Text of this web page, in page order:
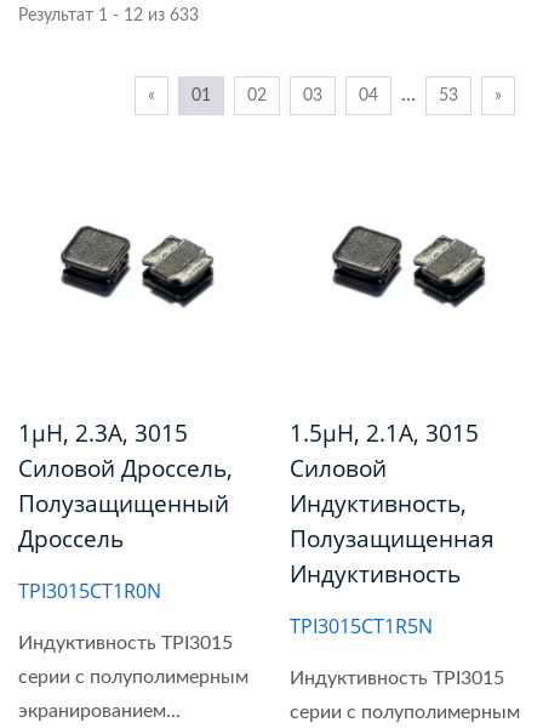
Результат 1 - 12 из 633
« 01 02 03 04 … 53 »
1µH, 2.3A, 3015
Силовой Дроссель,
Полузащищенный
Дроссель
TPI3015CT1R0N
Индуктивность TPI3015
серии с полуполимерным
экранированием...
1.5µH, 2.1A, 3015
Силовой
Индуктивность,
Полузащищенная
Индуктивность
TPI3015CT1R5N
Индуктивность TPI3015
серии с полуполимерным